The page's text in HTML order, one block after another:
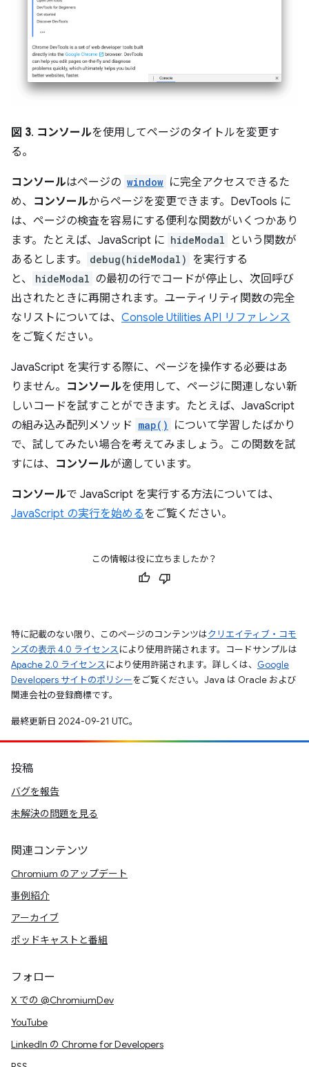
図 3. コンソールを使用してページのタイトルを変更す
る。
コンソールはページの window に完全アクセスできるた
め、 コンソールからページを変更できます。DevTools に
は、ページの検査を容易にする便利な関数がいくつかあり
ます。たとえば、JavaScript に hideModal
という関数が
あるとします。
debug(hideModal) を実行する
と、
hideModal の最初の行でコードが停止し、次回呼び
出されたときに再開されます。ユーティリティ関数の完全
なリストについては、 Console Utilities API リファレンス
をご覧ください。
JavaScript を実行する際に、ページを操作する必要はあ
りません。 コンソールを使用して、ページに関連しない新
しいコードを試すことができます。たとえば、JavaScript
の組み込み配列メソッド map()
について学習したばかり
で、試してみたい場合を考えてみましょう。この関数を試
すには、 コンソールが適しています。
コンソールで JavaScript を実行する方法については、
JavaScript の実行を始めるをご覧ください。
この情報は役に立ちましたか？
特に記載のない限り、このページのコンテンツはクリエイティブ・コモ
ンズの表示 4.0 ライセンスにより使用許諾されます。コードサンプルは
Apache 2.0 ライセンスにより使用許諾されます。詳しくは、 Google
Developers サイトのポリシーをご覧ください。Java は Oracle および
関連会社の登録商標です。
最終更新日 2024-09-21 UTC。
投稿
バグを報告
未解決の問題を見る
関連コンテンツ
Chromium のアップデート
事例紹介
アーカイブ
ポッドキャストと番組
フォロー
X での @ChromiumDev
YouTube
LinkedIn の Chrome for Developers